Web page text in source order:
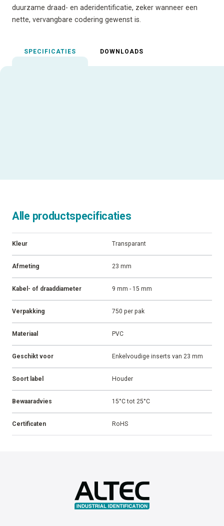
duurzame draad- en aderidentificatie, zeker wanneer een
nette, vervangbare codering gewenst is.
SPECIFICATIES DOWNLOADS
Alle productspecificaties
Kleur Transparant
Afmeting 23 mm
Kabel- of draaddiameter 9 mm - 15 mm
Verpakking 750 per pak
Materiaal PVC
Geschikt voor Enkelvoudige inserts van 23 mm
Soort label Houder
Bewaaradvies 15°C tot 25°C
Certificaten RoHS